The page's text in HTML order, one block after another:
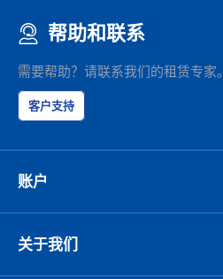
帮助和联系
需要帮助？请联系我们的租赁专家。
客户支持
账户
关于我们